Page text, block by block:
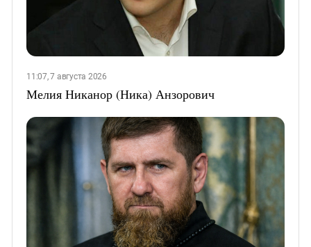
11:07, 7 августа 2026
Мелия Никанор (Ника) Анзорович